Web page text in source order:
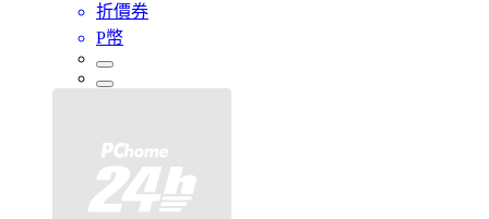
折價券
P幣